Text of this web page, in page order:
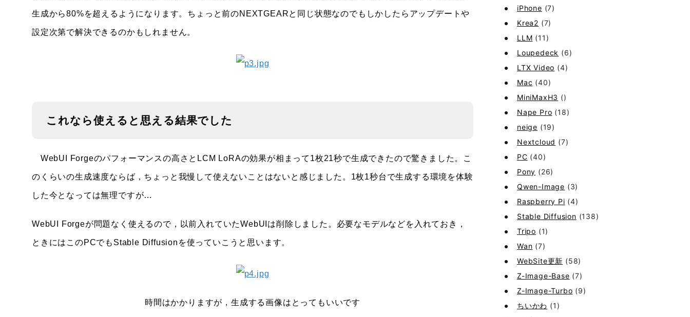
生成から80%を超えるようになります。ちょっと前のNEXTGEARと同じ状態なのでもしかしたらアップデートや
設定次第で解決できるのかもしれません。
これなら使えると思える結果でした
WebUI Forgeのパフォーマンスの高さとLCM LoRAの効果が相まって1枚21秒で生成できたので驚きました。こ
のくらいの生成速度ならば，ちょっと我慢して使えないことはないと感じました。1枚1秒台で生成する環境を体験
した今となっては無理ですが…
WebUI Forgeが問題なく使えるので，以前入れていたWebUIは削除しました。必要なモデルなどを入れておき，
ときにはこのPCでもStable Diffusionを使っていこうと思います。
時間はかかりますが，生成する画像はとってもいいです
iPhone (7)
Krea2 (7)
LLM (11)
Loupedeck (6)
LTX Video (4)
Mac (40)
MiniMaxH3 ()
Nape Pro (18)
neige (19)
Nextcloud (7)
PC (40)
Pony (26)
Qwen-Image (3)
Raspberry Pi (4)
Stable Diffusion (138)
Tripo (1)
Wan (7)
WebSite更新 (58)
Z-Image-Base (7)
Z-Image-Turbo (9)
ちいかわ (1)